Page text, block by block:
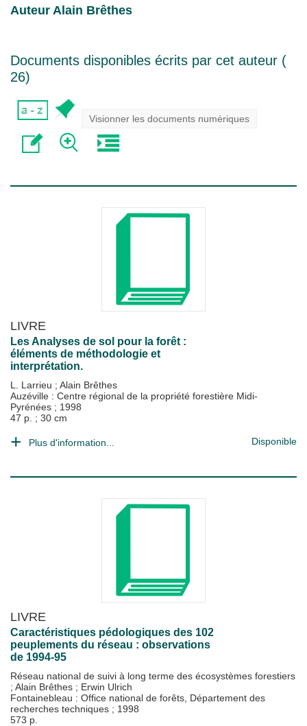
Auteur Alain Brêthes
Documents disponibles écrits par cet auteur (
26)
Visionner les documents numériques
LIVRE
Les Analyses de sol pour la forêt :
éléments de méthodologie et
interprétation.
L. Larrieu ; Alain Brêthes
Auzéville : Centre régional de la propriété forestière Midi-
Pyrénées ; 1998
47 p. ; 30 cm
Plus d'information... Disponible
LIVRE
Caractéristiques pédologiques des 102
peuplements du réseau : observations
de 1994-95
Réseau national de suivi à long terme des écosystèmes forestiers
; Alain Brêthes ; Erwin Ulrich
Fontainebleau : Office national de forêts, Département des
recherches techniques ; 1998
573 p.